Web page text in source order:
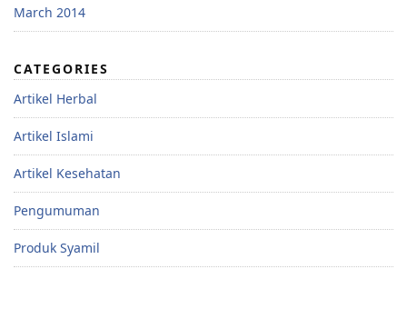
March 2014
CATEGORIES
Artikel Herbal
Artikel Islami
Artikel Kesehatan
Pengumuman
Produk Syamil